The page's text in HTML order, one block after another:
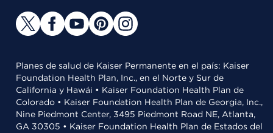
Planes de salud de Kaiser Permanente en el país: Kaiser
Foundation Health Plan, Inc., en el Norte y Sur de
California y Hawái • Kaiser Foundation Health Plan de
Colorado • Kaiser Foundation Health Plan de Georgia, Inc.,
Nine Piedmont Center, 3495 Piedmont Road NE, Atlanta,
GA 30305 • Kaiser Foundation Health Plan de Estados del